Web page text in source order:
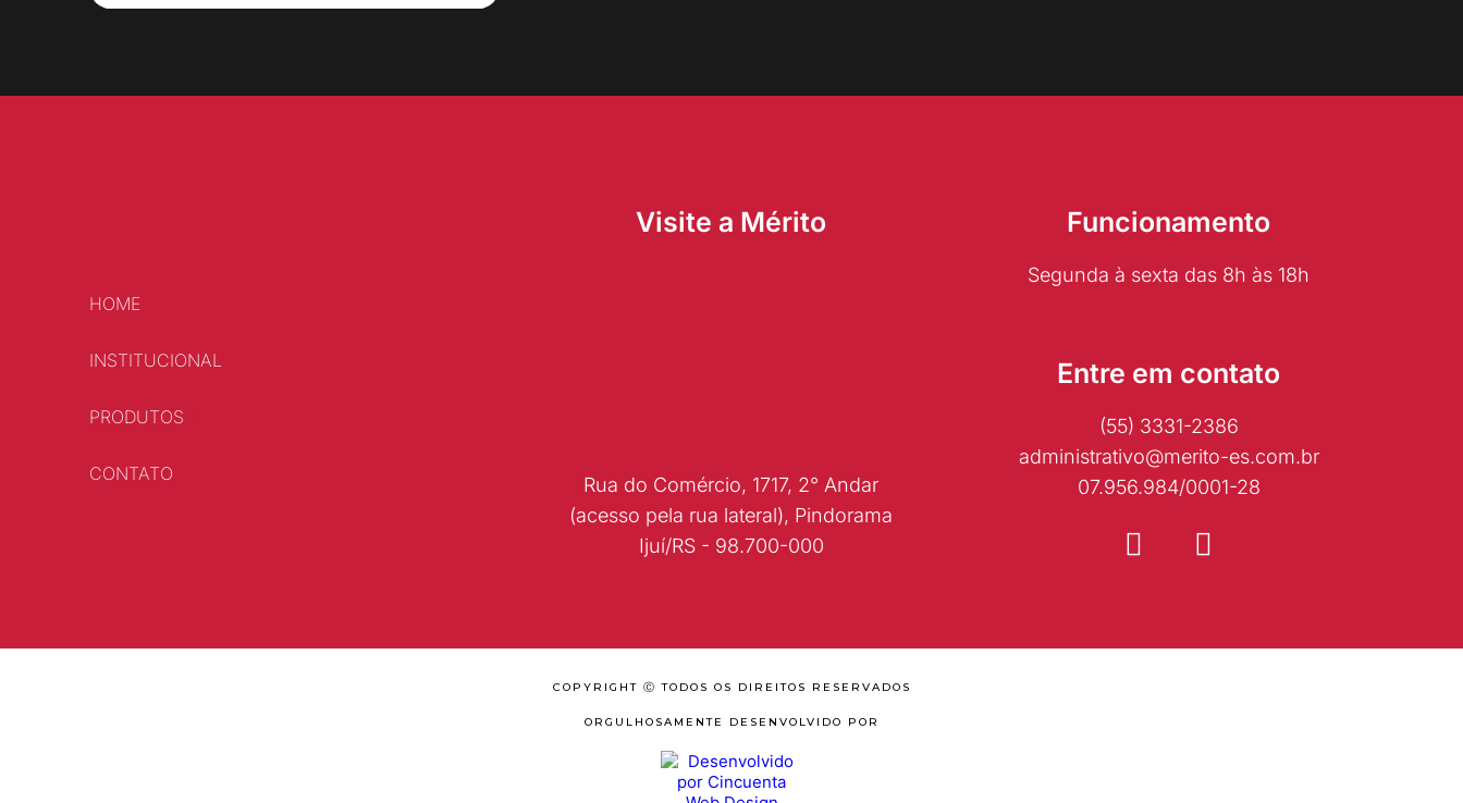
HOME
INSTITUCIONAL
PRODUTOS
CONTATO
Visite a Mérito
Rua do Comércio, 1717, 2° Andar
(acesso pela rua lateral), Pindorama
Ijuí/RS - 98.700-000
Funcionamento
Segunda à sexta das 8h às 18h
Entre em contato
(55) 3331-2386
administrativo@merito-es.com.br
07.956.984/0001-28
COPYRIGHT Ⓒ TODOS OS DIREITOS RESERVADOS
ORGULHOSAMENTE DESENVOLVIDO POR